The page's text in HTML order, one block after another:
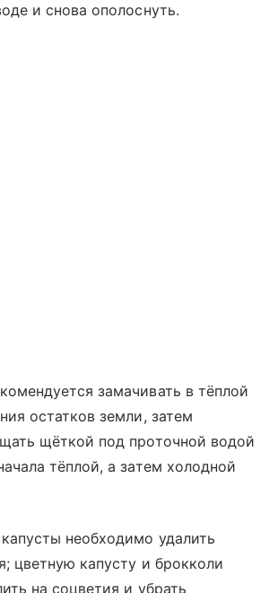
и снова ополоснуть.
замачивать в тёплой
остатков земли, затем
щёткой под проточной водой
тёплой, а затем холодной
необходимо удалить
цветную капусту и брокколи
на соцветия и убрать